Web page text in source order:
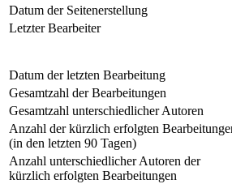
Datum der Seitenerstellung
Letzter Bearbeiter
Datum der letzten Bearbeitung
Gesamtzahl der Bearbeitungen
Gesamtzahl unterschiedlicher Autoren
Anzahl der kürzlich erfolgten
(in den letzten 90 Tagen)
Anzahl unterschiedlicher Autoren der
kürzlich erfolgten Bearbeitungen